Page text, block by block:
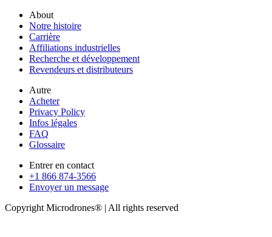
About
Notre histoire
Carrière
Affiliations industrielles
Recherche et développement
Revendeurs et distributeurs
Autre
Acheter
Privacy Policy
Infos légales
FAQ
Glossaire
Entrer en contact
+1 866 874-3566
Envoyer un message
Copyright Microdrones® | All rights reserved